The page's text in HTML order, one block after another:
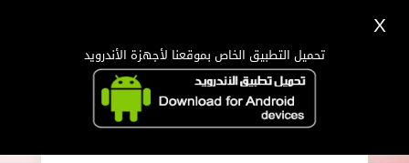
X
تحميل التطبيق الخاص بموقعنا لأجهزة الأندرويد